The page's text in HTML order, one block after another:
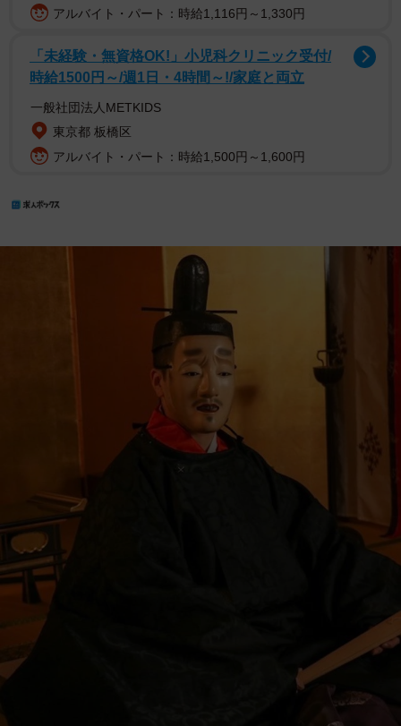
アルバイト・パート：時給1,116円～1,330円
「未経験・無資格OK!」小児科クリニック受付/
時給1500円～/週1日・4時間～!/家庭と両立
一般社団法人METKIDS
東京都 板橋区
アルバイト・パート：時給1,500円～1,600円